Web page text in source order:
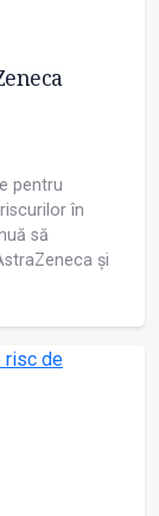
pentru
în
să
și